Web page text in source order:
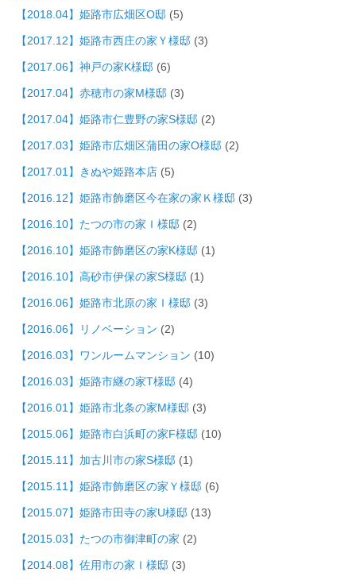
【2018.04】姫路市広畑区O邸 (5)
【2017.12】姫路市西庄の家Ｙ様邸 (3)
【2017.06】神戸の家K様邸 (6)
【2017.04】赤穂市の家M様邸 (3)
【2017.04】姫路市仁豊野の家S様邸 (2)
【2017.03】姫路市広畑区蒲田の家O様邸 (2)
【2017.01】きぬや姫路本店 (5)
【2016.12】姫路市飾磨区今在家の家Ｋ様邸 (3)
【2016.10】たつの市の家Ｉ様邸 (2)
【2016.10】姫路市飾磨区の家K様邸 (1)
【2016.10】高砂市伊保の家S様邸 (1)
【2016.06】姫路市北原の家Ｉ様邸 (3)
【2016.06】リノベーション (2)
【2016.03】ワンルームマンション (10)
【2016.03】姫路市継の家T様邸 (4)
【2016.01】姫路市北条の家M様邸 (3)
【2015.06】姫路市白浜町の家F様邸 (10)
【2015.11】加古川市の家S様邸 (1)
【2015.11】姫路市飾磨区の家Ｙ様邸 (6)
【2015.07】姫路市田寺の家U様邸 (13)
【2015.03】たつの市御津町の家 (2)
【2014.08】佐用市の家Ｉ様邸 (3)